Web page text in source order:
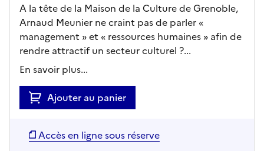
A la tête de la Maison de la Culture de Grenoble,
Arnaud Meunier ne craint pas de parler «
management » et « ressources humaines » afin de
rendre attractif un secteur culturel ?...
En savoir plus...
Ajouter au panier
Accès en ligne sous réserve